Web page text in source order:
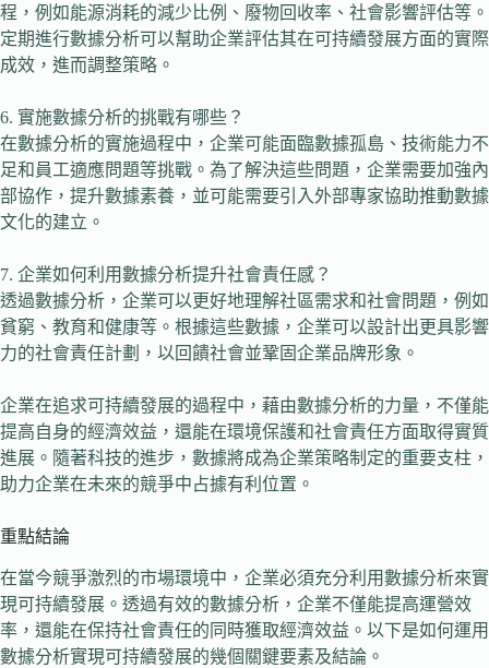
程，例如能源消耗的減少比例、廢物回收率、社會影響評估等。
定期進行數據分析可以幫助企業評估其在可持續發展方面的實際
成效，進而調整策略。
6. 實施數據分析的挑戰有哪些？
在數據分析的實施過程中，企業可能面臨數據孤島、技術能力不
足和員工適應問題等挑戰。為了解決這些問題，企業需要加強內
部協作，提升數據素養，並可能需要引入外部專家協助推動數據
文化的建立。
7. 企業如何利用數據分析提升社會責任感？
透過數據分析，企業可以更好地理解社區需求和社會問題，例如
貧窮、教育和健康等。根據這些數據，企業可以設計出更具影響
力的社會責任計劃，以回饋社會並鞏固企業品牌形象。
企業在追求可持續發展的過程中，藉由數據分析的力量，不僅能
提高自身的經濟效益，還能在環境保護和社會責任方面取得實質
進展。隨著科技的進步，數據將成為企業策略制定的重要支柱，
助力企業在未來的競爭中占據有利位置。
重點結論
在當今競爭激烈的市場環境中，企業必須充分利用數據分析來實
現可持續發展。透過有效的數據分析，企業不僅能提高運營效
率，還能在保持社會責任的同時獲取經濟效益。以下是如何運用
數據分析實現可持續發展的幾個關鍵要素及結論。